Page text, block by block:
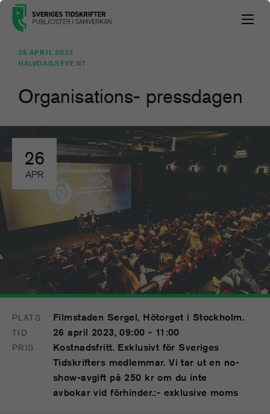
26 APRIL 2023
HALVDAGSEVENT
Organisations- pressdagen
26
APR
PLATS Filmstaden Sergel, Hötorget i Stockholm.
TID 26 april 2023, 09:00 - 11:00
PRIS
Kostnadsfritt. Exklusivt för Sveriges
Tidskrifters medlemmar. Vi tar ut en no-
show-avgift på 250 kr om du inte
avbokar vid förhinder.:- exklusive moms